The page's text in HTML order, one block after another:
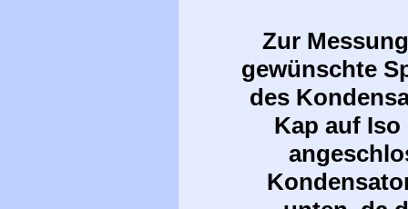
Zur
gewünschte
des
Kap auf Iso